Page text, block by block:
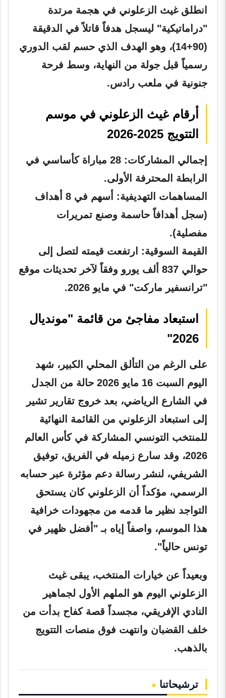
انطلق غيث الزعلوني في هجمة مرتدة
"دراماتيكية" ليسجل هدفاً قاتلاً في الدقيقة
(90+14)، وهو الهدف الذي حسم لقب الدوري
رسمياً قبل جولة من النهاية، وسط فرحة
جنونية في ملعب رادس.
أرقام غيث الزعلوني في موسم
التتويج 2025-2026
إجمالي المشاركات:
28 مباراة كأساسي في
الرابطة المحترفة الأولى.
المساهمات التهديفية:
أسهم في 8 أهداف
(سجل أهدافاً حاسمة وصنع تمريرات
مفصلية).
القيمة السوقية: ارتفعت قيمته لتصل إلى
حوالي 837 ألف يورو وفقاً لآخر تحديثات موقع
"ترانسفير ماركت" في مايو 2026.
استبعاد مفاجئ من قائمة "مونديال
2026"
على الرغم من التألق المحلي الكبير، شهد
اليوم السبت 16 مايو 2026 حالة من الجدل
في الشارع الرياضي، بعد خروج تقارير تشير
إلى استبعاد الزعلوني من القائمة النهائية
للمنتخب التونسي المشاركة في كأس العالم
2026، وقد سارع زميله في الفريق، توفيق
الشريفي، لنشر رسالة دعم مؤثرة عبر حسابه
الرسمي، مؤكداً أن الزعلوني كان يستحق
التواجد نظير ما قدمه من مجهودات خرافية
هذا الموسم، واصفاً إياه بـ "أفضل ظهير في
تونس حالياً".
وبعيداً عن خيارات المنتخب، يبقى غيث
الزعلوني اليوم هو الملهم الأول لجماهير
النادي الإفريقي، مجسداً قصة كفاح بدأت من
خلف القضبان وانتهت فوق منصات التتويج
بالذهب.
ترشيحاتنا